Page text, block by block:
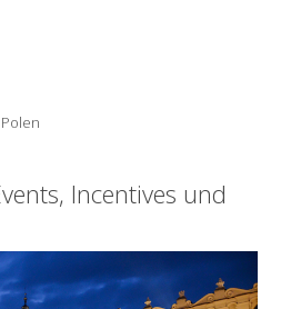
Polen
Incentives und